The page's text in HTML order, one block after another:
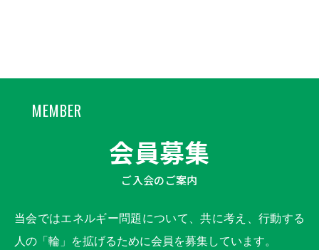
MEMBER
会員募集
ご入会のご案内
当会ではエネルギー問題について、共に考え、行動する
人の「輪」を拡げるために会員を募集しています。